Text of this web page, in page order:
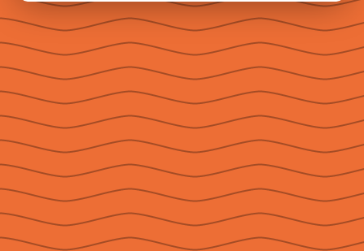
Le Raccolte
Don Egidio Viganò
Don Juan E. Vecchi
Don Pasqual V. Chavez
Don Ángel F. Artime
Don Fabio Attard
Social
Seguici su Facebook
Seguici su Instagram
Seguici su YouTube